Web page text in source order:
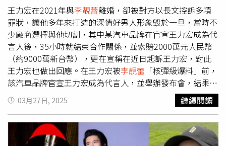
王力宏在2021年與李靚蕾離婚，卻被對方以長文控訴多項
罪狀，讓他多年來打造的深情好男人形象毀於一旦，當時不
少廠商選擇與他切割，其中某汽車品牌在官宣王力宏成為代
言人後，35小時就結束合作關係，並索賠2000萬元人民幣
（約9000萬新台幣），更在宣稱在近日起訴王力宏，對此
王力宏也做出回應。在王力宏被李靚蕾 「核彈級爆料」前，
該汽車品牌官宣王力宏成為代言人，並舉辦發布會，結果隔
日晚間
便指控王力宏出軌，還指控被其家人羞辱、冷
暴力，讓王力宏的形象跌落谷底。品牌也在事件爆發後立刻
解除與王力宏的合作關係，並向他求償2000萬元人民幣。
事隔3年多，有陸媒報導，王力宏與該品牌的合約糾紛有了
新進展，稱品牌正式起訴王力宏，對於此項消息，王力宏經
03月27日, 2025 繼續閱讀